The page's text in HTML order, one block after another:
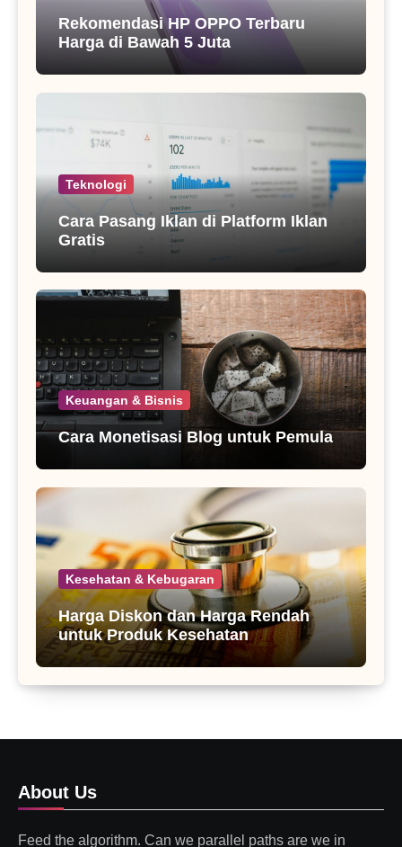
Rekomendasi HP OPPO Terbaru
Harga di Bawah 5 Juta
Teknologi
Cara Pasang Iklan di Platform Iklan
Gratis
Keuangan & Bisnis
Cara Monetisasi Blog untuk Pemula
Kesehatan & Kebugaran
Harga Diskon dan Harga Rendah
untuk Produk Kesehatan
About Us
Feed the algorithm. Can we parallel paths are we in